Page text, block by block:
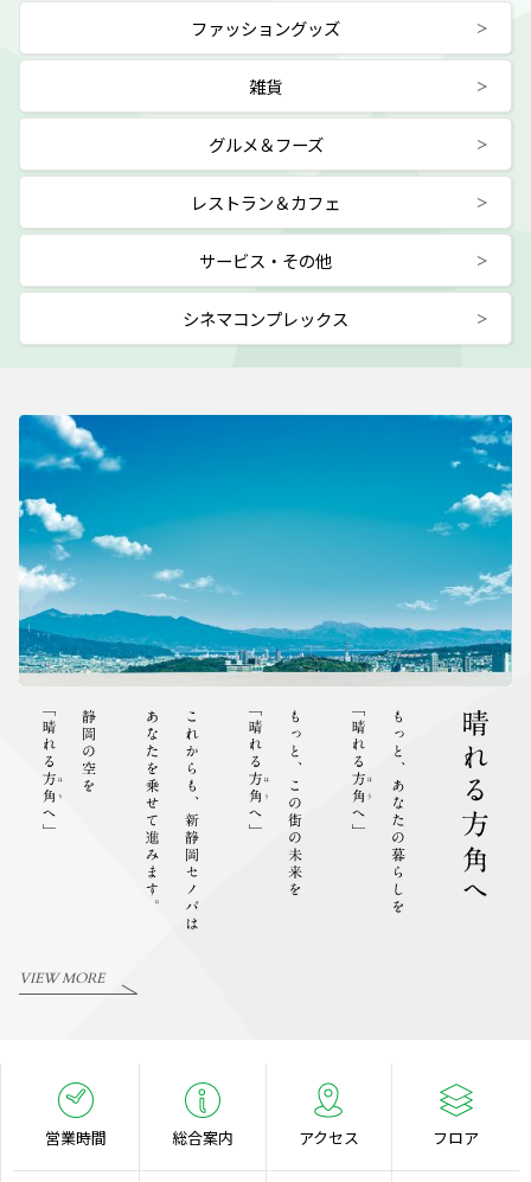
ファッショングッズ
雑貨
グルメ＆フーズ
レストラン＆カフェ
サービス・その他
シネマコンプレックス
VIEW MORE
営業時間 総合案内 アクセス フロア